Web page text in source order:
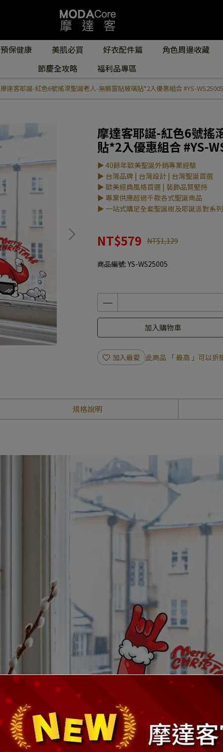
預保健康 美肌必買 好衣配件篇 角色周邊收藏
節慶全攻略
福利品專區
摩達客耶誕-紅色6號搖滾聖誕老人-無痕窗貼玻璃貼*2入優惠組合 #YS-WS25005
摩達客耶誕-紅色6號搖
貼*2入優惠組合 #YS-
▶ 40餘年歐美聖誕外銷專業經驗
▶ 台灣品牌 | 台灣設計 | 台灣聖誕首選
▶ 歐美經典風格首選 | 裝飾品質堅持
▶ 專業供應超過千款各式聖誕商品
▶ 一站式購足全套聖誕樹及耶誕派對系
NT$579 NT$1,129
商品編號: YS-WS25005
加入購物車
加入最愛 此商品 「 最高 」可以折
規格說明